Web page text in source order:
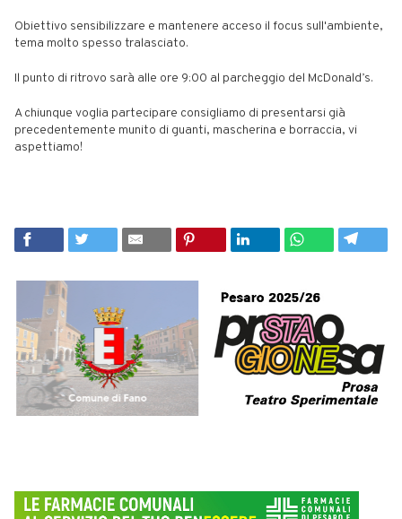
Obiettivo sensibilizzare e mantenere acceso il focus sull'ambiente,
tema molto spesso tralasciato.
Il punto di ritrovo sarà alle ore 9:00 al parcheggio del McDonald’s.
A chiunque voglia partecipare consigliamo di presentarsi già
precedentemente munito di guanti, mascherina e borraccia, vi
aspettiamo!